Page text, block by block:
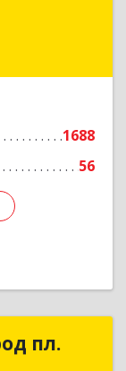
1688
56
г, Щапова
пл.пл.